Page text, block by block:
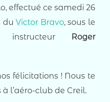
effectué ce samedi 26
duVictor Bravo, sous le
Roger
félicitations ! Nous te
l’aéro-club de Creil.